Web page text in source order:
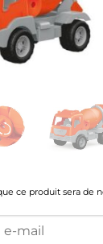
ce produit sera de